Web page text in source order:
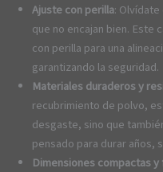
Ajuste con perilla:
que no encajan bien. Este
con perilla para una
garantizando la seguridad.
Materiales duraderos y
recubrimiento de polvo,
desgaste, sino que
pensado para durar años,
Dimensiones compactas